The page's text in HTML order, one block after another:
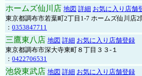
ホームズ仙川店 地図 詳細 お気に入り店舗
東京都調布市若葉町2丁目1-7 ホームズ仙川店2
： 0353847711
三鷹東八店 地図 詳細 お気に入り店舗登録
東京都調布市深大寺東町８丁目３３-１
： 0422706531
池袋東武店 地図 詳細 お気に入り店舗登録